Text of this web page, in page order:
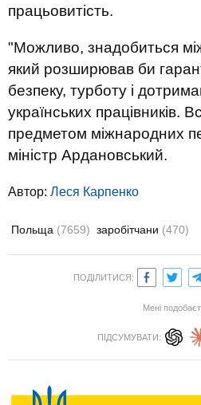
працьовитість.
"Можливо, знадобиться
який розширював би
безпеку, турботу і
українських працівників.
предметом міжнародних
міністр Ардановський.
Автор: Леся Карпенко
Польща (7659) заробітчани (470)
ПОДІЛИТИСЯ:
Мені
ПІДСУМУВАТИ: